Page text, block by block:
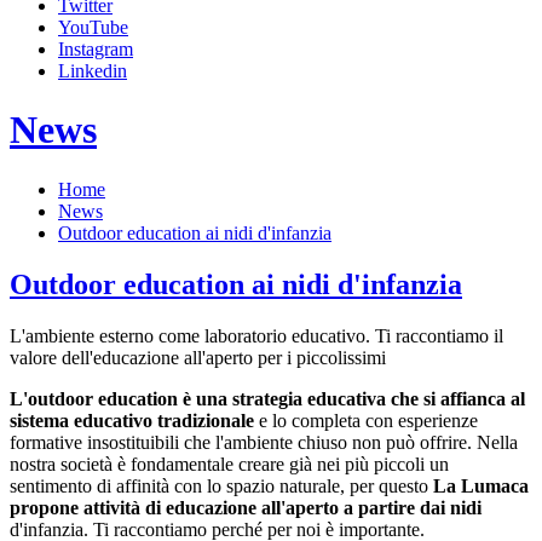
Twitter
YouTube
Instagram
Linkedin
News
Home
News
Outdoor education ai nidi d'infanzia
Outdoor education ai nidi d'infanzia
L'ambiente esterno come laboratorio educativo. Ti raccontiamo il
valore dell'educazione all'aperto per i piccolissimi
L'outdoor education è una strategia educativa che si affianca al
sistema educativo tradizionale e lo completa con esperienze
formative insostituibili che l'ambiente chiuso non può offrire. Nella
nostra società è fondamentale creare già nei più piccoli un
sentimento di affinità con lo spazio naturale, per questo La Lumaca
propone attività di educazione all'aperto a partire dai nidi
d'infanzia. Ti raccontiamo perché per noi è importante.